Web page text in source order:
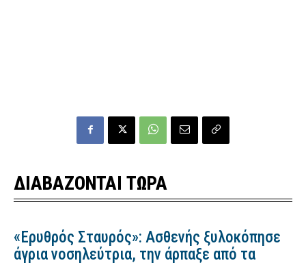
ΔΙΑΒΑΖΟΝΤΑΙ ΤΩΡΑ
«Ερυθρός Σταυρός»: Ασθενής ξυλοκόπησε
άγρια νοσηλεύτρια, την άρπαξε από τα